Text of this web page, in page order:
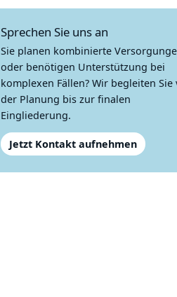
Sprechen Sie uns an
Sie planen kombinierte
oder benötigen Unterstützung bei
komplexen Fällen? Wir begleiten Sie
der Planung bis zur finalen
Eingliederung.
Jetzt Kontakt aufnehmen